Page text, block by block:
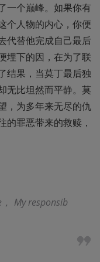
一个巅峰。如果你有
个人物的内心，你便
代替他完成自己最后
埋下的因，在为了联
结果，当莫丁最后独
无比坦然而平静。莫
，为多年来无尽的仇
的罪恶带来的救赎，
My responsib